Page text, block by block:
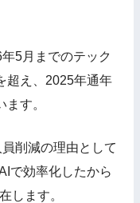
5月までのテック
超え、2025年通年
す。
削減の理由として
で効率化したから
します。